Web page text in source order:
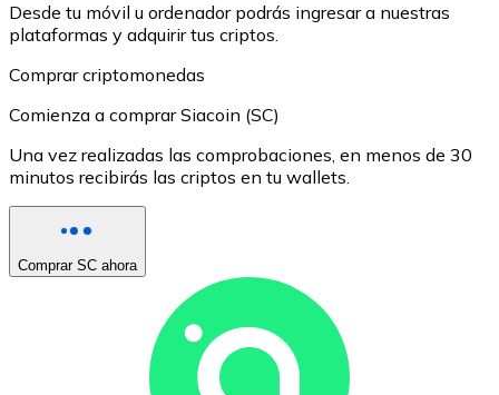
Desde tu móvil u ordenador podrás ingresar a nuestras
plataformas y adquirir tus criptos.
Comprar criptomonedas
Comienza a comprar Siacoin (SC)
Una vez realizadas las comprobaciones, en menos de 30
minutos recibirás las criptos en tu wallets.
Comprar SC ahora